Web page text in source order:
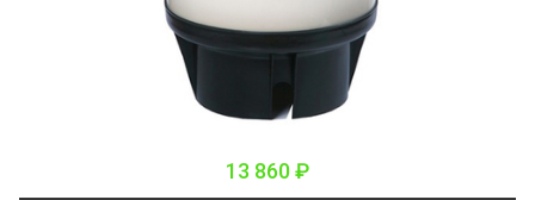
13 860 ₽